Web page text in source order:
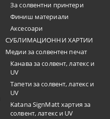
За солвентни принтери
Финиш материали
Аксесоари
СУБЛИМАЦИОННИ ХАРТИИ
Медии за солвентен печат
Канава за солвент, латекс и
UV
Тапети за солвент, латекс и
UV
Katana SignMatt хартия за
солвент, латекс и UV